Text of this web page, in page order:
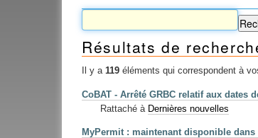
Résultats de
Il y a 119 éléments qui correspondent à
CoBAT - Arrêté GRBC relatif aux dates
Rattaché à Dernières nouvelles
MyPermit : maintenant disponible